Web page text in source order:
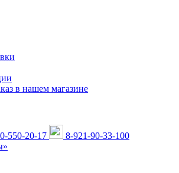
в нашем магазине
550-20-17 8-921-90-33-100